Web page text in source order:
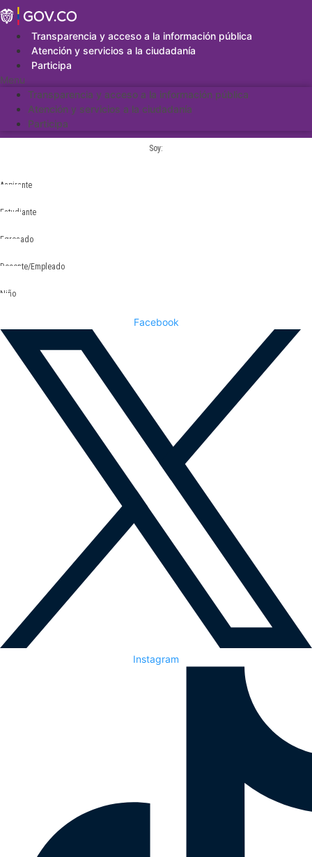
Saltar
al
contenidoTransparencia y acceso a la información pública
Atención y servicios a la ciudadanía
Participa
Menu
Transparencia y acceso a la información pública
Atención y servicios a la ciudadanía
Participa
Soy:
Aspirante
Estudiante
Egresado
Docente/Empleado
Niño
Facebook
Instagram